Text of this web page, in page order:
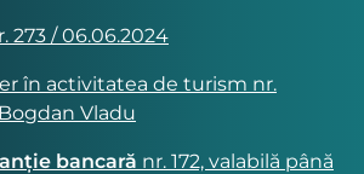
273 / 06.06.2024
în activitatea de turism nr.
Bogdan Vladu
bancară nr. 172, valabilă până